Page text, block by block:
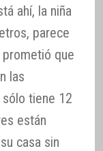
ahí, la niña
parece
que
las
tiene 12
están
casa sin